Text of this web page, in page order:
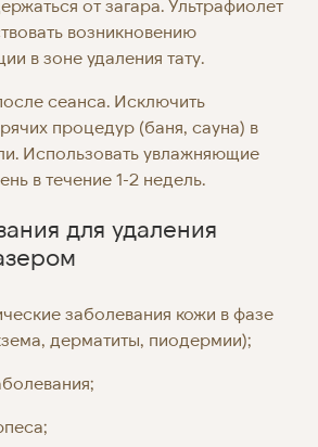
от загара. Ультрафиолет
возникновению
в зоне удаления тату.
сеанса. Исключить
процедур (баня, сауна) в
Использовать увлажняющие
в течение 1-2 недель.
для удаления
заболевания кожи в фазе
дерматиты, пиодермии);